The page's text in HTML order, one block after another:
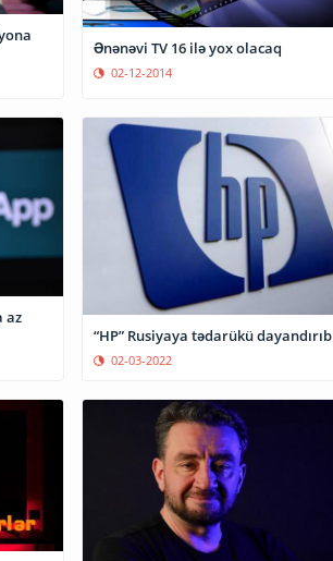
Ənənəvi TV 16 ilə yox olacaq
02-12-2014
az
“HP” Rusiyaya tədarükü dayandırıb
02-03-2022